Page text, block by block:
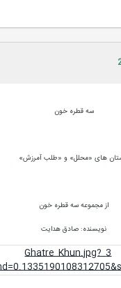
سه قطره خون
های «محلل» و «طلب آمرزش»
از مجموعه سه قطره خون
نویسنده: صادق هدایت